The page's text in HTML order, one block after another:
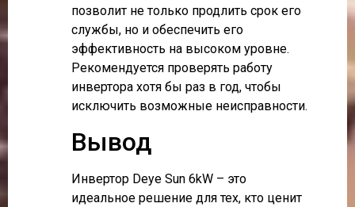
позволит не только продлить срок его
службы, но и обеспечить его
эффективность на высоком уровне.
Рекомендуется проверять работу
инвертора хотя бы раз в год, чтобы
исключить возможные неисправности.
Вывод
Инвертор Deye Sun 6kW – это
идеальное решение для тех, кто ценит